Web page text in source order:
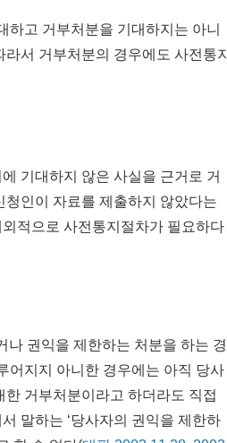
하고 거부처분을 기대하지는 아니
서 거부처분의 경우에도 사전통지
기대하지 않은 사실을 근거로 거
인이 자료를 제출하지 않았다는
적으로 사전통지절차가 필요하다
권익을 제한하는 처분을 하는 경
어지지 아니한 경우에는 아직 당사
거부처분이라고 하더라도 직접
말하는 ‘당사자의 권익을 제한하